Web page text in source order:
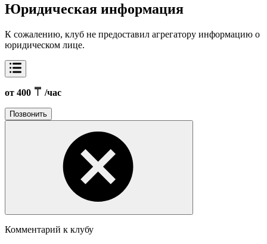
Юридическая информация
К сожалению, клуб не предоставил агрегатору информацию о
юридическом лице.
от 400 /час
Позвонить
Комментарий к клубу